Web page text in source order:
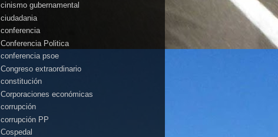
cinismo gubernamental
ciudadania
conferencia
Conferencia Politica
conferencia psoe
Congreso extraordinario
constitución
Corporaciones económicas
corrupción
corrupción PP
Cospedal